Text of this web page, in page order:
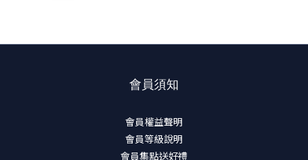
會員須知
會員權益聲明
會員等級說明
會員集點送好禮